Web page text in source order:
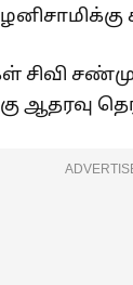
சிவி
ஆதரவு